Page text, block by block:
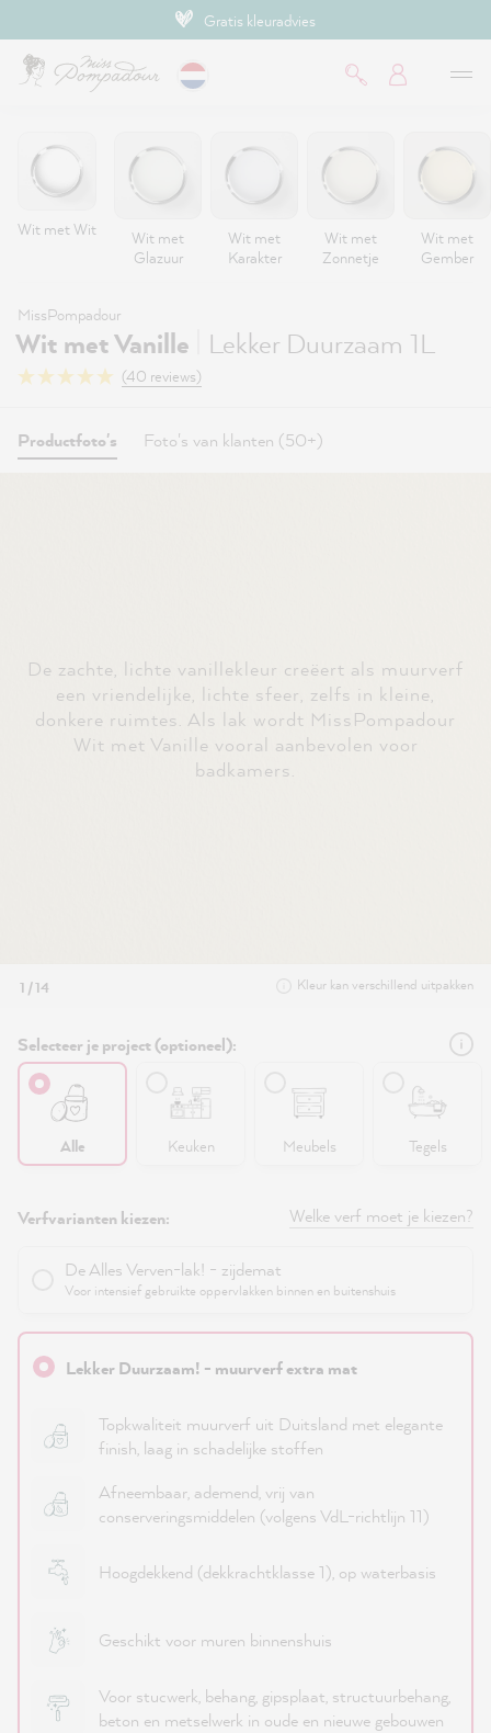
Gratis kleuradvies
Wit met Wit
Wit met
Glazuur
Wit met
Karakter
Wit met
Zonnetje
Wit met
Gember
MissPompadour
Wit met Vanille Lekker Duurzaam 1L
(40 reviews)
Productfoto's Foto's van klanten (50+)
De zachte, lichte vanillekleur creëert als muurverf
een vriendelijke, lichte sfeer, zelfs in kleine,
donkere ruimtes. Als lak wordt MissPompadour
Wit met Vanille vooral aanbevolen voor
badkamers.
1 / 14 Kleur kan verschillend uitpakken
Selecteer je project (optioneel):
Alle Keuken Meubels Tegels
Verfvarianten kiezen: Welke verf moet je kiezen?
De Alles Verven-lak! - zijdemat
Voor intensief gebruikte oppervlakken binnen en buitenshuis
Lekker Duurzaam! - muurverf extra mat
Topkwaliteit muurverf uit Duitsland met elegante
finish, laag in schadelijke stoffen
Afneembaar, ademend, vrij van
conserveringsmiddelen (volgens VdL-richtlijn 11)
Hoogdekkend (dekkrachtklasse 1), op waterbasis
Geschikt voor muren binnenshuis
Voor stucwerk, behang, gipsplaat, structuurbehang,
beton en metselwerk in oude en nieuwe gebouwen